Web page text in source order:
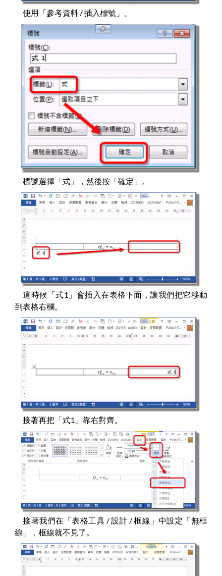
使用「參考資料 / 插入標號」。
標號選擇「式」，然後按「確定」。
這時候「式1」會插入在表格下面，讓我們把它移動
到表格右欄。
接著再把「式1」靠右對齊。
接著我們在「表格工具 / 設計 / 框線」中設定「無框
線」，框線就不見了。